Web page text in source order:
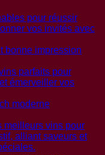
bonne impression
moderne